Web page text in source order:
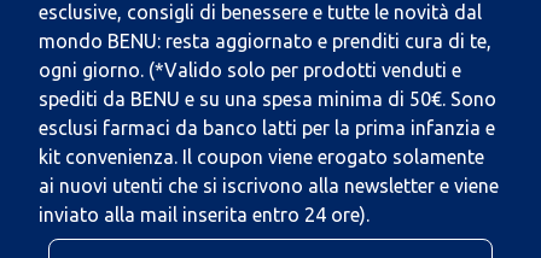
esclusive, consigli di benessere e tutte le novità dal
mondo BENU: resta aggiornato e prenditi cura di te,
ogni giorno. (*Valido solo per prodotti venduti e
spediti da BENU e su una spesa minima di 50€. Sono
esclusi farmaci da banco latti per la prima infanzia e
kit convenienza. Il coupon viene erogato solamente
ai nuovi utenti che si iscrivono alla newsletter e viene
inviato alla mail inserita entro 24 ore).